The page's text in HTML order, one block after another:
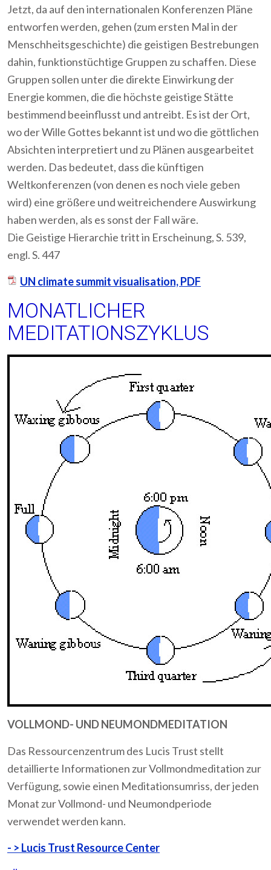
Jetzt, da auf den internationalen Konferenzen Pläne
entworfen werden, gehen (zum ersten Mal in der
Menschheitsgeschichte) die geistigen Bestrebungen
dahin, funktionstüchtige Gruppen zu schaffen. Diese
Gruppen sollen unter die direkte Einwirkung der
Energie kommen, die die höchste geistige Stätte
bestimmend beeinflusst und antreibt. Es ist der Ort,
wo der Wille Gottes bekannt ist und wo die göttlichen
Absichten interpretiert und zu Plänen ausgearbeitet
werden. Das bedeutet, dass die künftigen
Weltkonferenzen (von denen es noch viele geben
wird) eine größere und weitreichendere Auswirkung
haben werden, als es sonst der Fall wäre.
Die Geistige Hierarchie tritt in Erscheinung, S. 539,
engl. S. 447
UN climate summit visualisation, PDF
MONATLICHER
MEDITATIONSZYKLUS
VOLLMOND- UND NEUMONDMEDITATION
Das Ressourcenzentrum des Lucis Trust stellt
detaillierte Informationen zur Vollmondmeditation zur
Verfügung, sowie einen Meditationsumriss, der jeden
Monat zur Vollmond- und Neumondperiode
verwendet werden kann.
- > Lucis Trust Resource Center